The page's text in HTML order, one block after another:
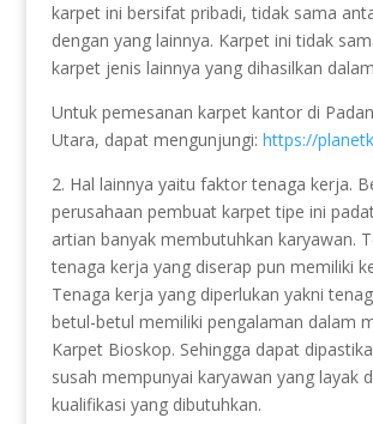
karpet ini bersifat pribadi, tidak sama
dengan yang lainnya. Karpet ini tidak
karpet jenis lainnya yang dihasilkan
Untuk pemesanan karpet kantor di
Utara, dapat mengunjungi: https://
2. Hal lainnya yaitu faktor tenaga kerja.
perusahaan pembuat karpet tipe ini
artian banyak membutuhkan karyawan.
tenaga kerja yang diserap pun memiliki
Tenaga kerja yang diperlukan yakni
betul-betul memiliki pengalaman dalam
Karpet Bioskop. Sehingga dapat
susah mempunyai karyawan yang layak
kualifikasi yang dibutuhkan.